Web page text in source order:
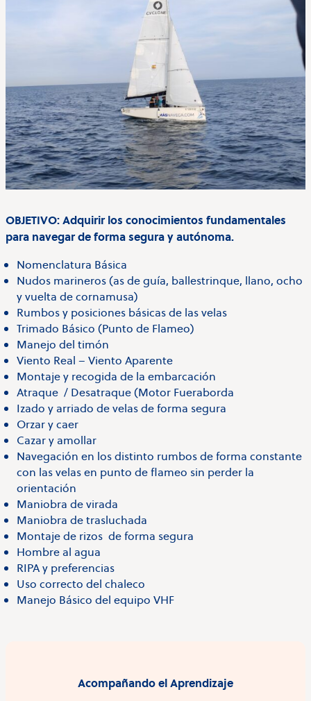
OBJETIVO: Adquirir los conocimientos fundamentales
para navegar de forma segura y autónoma.
Nomenclatura Básica
Nudos marineros (as de guía, ballestrinque, llano, ocho
y vuelta de cornamusa)
Rumbos y posiciones básicas de las velas
Trimado Básico (Punto de Flameo)
Manejo del timón
Viento Real – Viento Aparente
Montaje y recogida de la embarcación
Atraque / Desatraque (Motor Fueraborda
Izado y arriado de velas de forma segura
Orzar y caer
Cazar y amollar
Navegación en los distinto rumbos de forma constante
con las velas en punto de flameo sin perder la
orientación
Maniobra de virada
Maniobra de trasluchada
Montaje de rizos de forma segura
Hombre al agua
RIPA y preferencias
Uso correcto del chaleco
Manejo Básico del equipo VHF
Acompañando el Aprendizaje